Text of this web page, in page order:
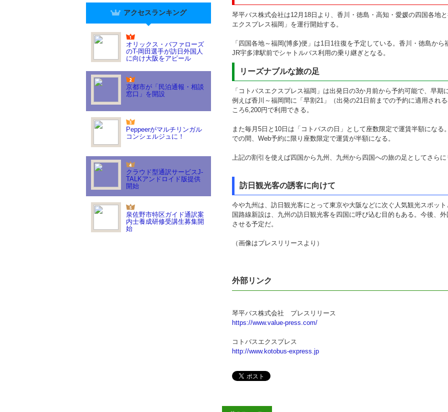
アクセスランキング
オリックス・バファローズ
のT-岡田選手が訪日外国人
に向け大阪をアピール
京都市が「民泊通報・相談
窓口」を開設
Peppeerがマルチリンガル
コンシェルジュに！
クラウド型通訳サービスJ-
TALKアンドロイド版提供
開始
泉佐野市特区ガイド通訳案
内士養成研修受講生募集開
始
琴平バス株式会社は12月18日より、香川・徳島・高知・愛媛の四国各地
エクスプレス福岡」を運行開始する。
「四国各地～福岡(博多)便」は1日1往復を予定している。香川・徳島か
JR宇多津駅前でシャトルバス利用の乗り継ぎとなる。
リーズナブルな旅の足
「コトバスエクスプレス福岡」は出発日の3か月前から予約可能で、早期
例えば香川～福岡間に「早割21」（出発の21日前までの予約に適用され
ころ6,200円で利用できる。
また毎月5日と10日は「コトバスの日」として座数限定で運賃半額になる
での間、Web予約に限り座数限定で運賃が半額になる。
上記の割引を使えば四国から九州、九州から四国への旅の足としてさらに
訪日観光客の誘客に向けて
今や九州は、訪日観光客にとって東京や大阪などに次ぐ人気観光スポッ
国路線新設は、九州の訪日観光客を四国に呼び込む目的もある。今後、
させる予定だ。
（画像はプレスリリースより）
外部リンク
琴平バス株式会社 プレスリリース
https://www.value-press.com/
コトバスエクスプレス
http://www.kotobus-express.jp